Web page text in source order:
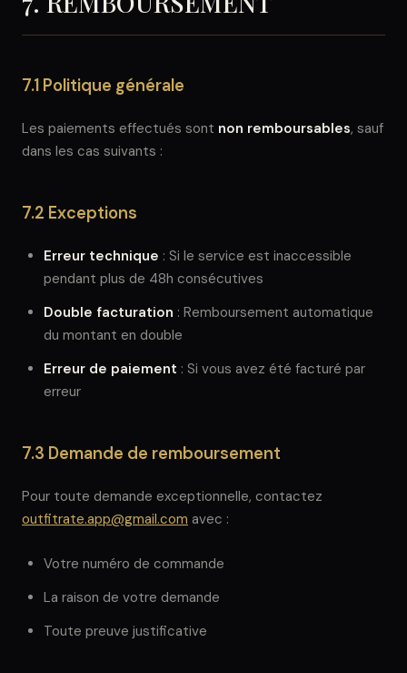
7.1 Politique générale
Les paiements effectués sont non remboursables, sauf
dans les cas suivants :
7.2 Exceptions
Erreur technique : Si le service est inaccessible
pendant plus de 48h consécutives
Double facturation : Remboursement automatique
du montant en double
Erreur de paiement : Si vous avez été facturé par
erreur
7.3 Demande de remboursement
Pour toute demande exceptionnelle, contactez
outfitrate.app@gmail.com avec :
Votre numéro de commande
La raison de votre demande
Toute preuve justificative